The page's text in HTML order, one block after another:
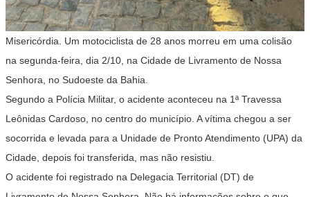
Misericórdia. Um motociclista de 28 anos morreu em uma colisão
na segunda-feira, dia 2/10, na Cidade de Livramento de Nossa
Senhora, no Sudoeste da Bahia.
Segundo a Polícia Militar, o acidente aconteceu na 1ª Travessa
Leônidas Cardoso, no centro do município. A vítima chegou a ser
socorrida e levada para a Unidade de Pronto Atendimento (UPA) da
Cidade, depois foi transferida, mas não resistiu.
O acidente foi registrado na Delegacia Territorial (DT) de